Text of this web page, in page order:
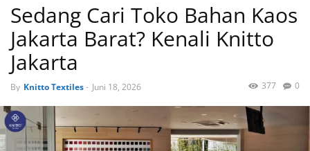
Sedang Cari Toko Bahan Kaos
Jakarta Barat? Kenali Knitto
Jakarta
By Knitto Textiles- Juni 18, 2026 0
377